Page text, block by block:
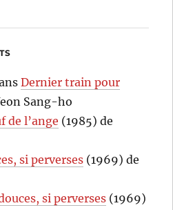
Dernier train pour
Sang-ho
de l’ange (1985) de
si perverses (1969) de
si perverses (1969)